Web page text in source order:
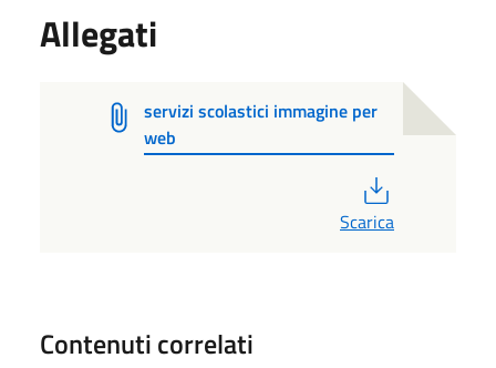
Allegati
servizi scolastici immagine per
web
Scarica
Contenuti correlati